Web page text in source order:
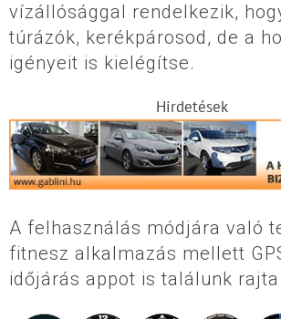
vízállósággal rendelkezik,
túrázók, kerékpárosod, de a
igényeit is kielégítse.
Hirdetések
A felhasználás módjára való
fitnesz alkalmazás mellett
időjárás appot is találunk rajta.